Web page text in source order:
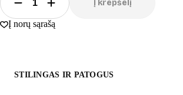
Į krepšelį
Į norų sąrašą
STILINGAS IR PATOGUS